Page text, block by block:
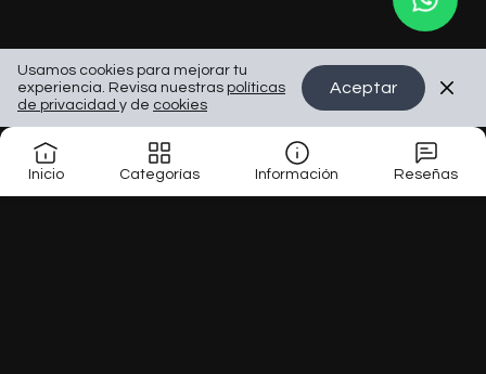
Usamos cookies para mejorar tu
experiencia. Revisa nuestras políticas
de privacidad y de cookies
Aceptar
Inicio Categorías Información Reseñas